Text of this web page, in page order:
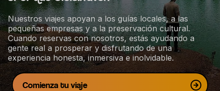
Nuestros viajes apoyan a los guías locales, a las
pequeñas empresas y a la preservación cultural.
Cuando reservas con nosotros, estás ayudando a
gente real a prosperar y disfrutando de una
experiencia honesta, inmersiva e inolvidable.
Comienza tu viaje